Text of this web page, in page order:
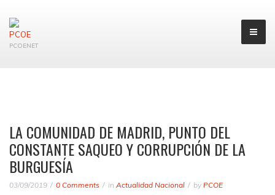
PCOENET
LA COMUNIDAD DE MADRID, PUNTO DEL
CONSTANTE SAQUEO Y CORRUPCIÓN DE LA
BURGUESÍA
03/09/2019 0 Comments in Actualidad Nacional by PCOE